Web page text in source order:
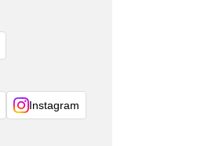
Instagram